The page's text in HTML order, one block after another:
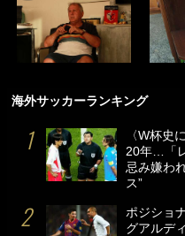
海外サッカーランキング
〈W杯史
20年…「
忌み嫌わ
ス”
ポジショ
グアルデ